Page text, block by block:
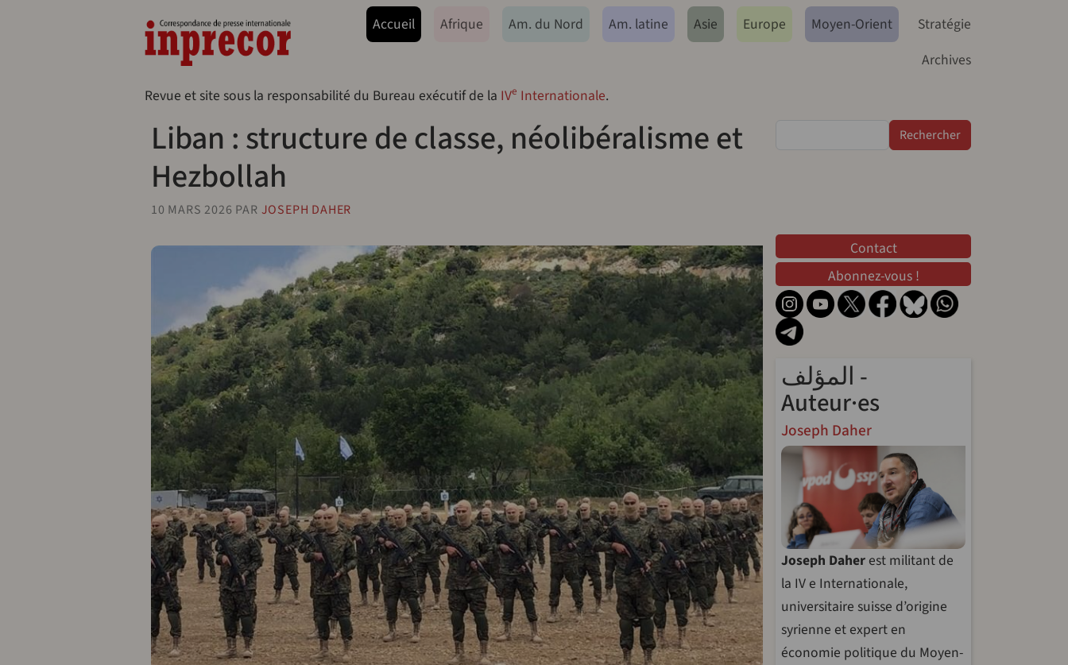
Navegação principal
Accueil Afrique Am. du Nord Am. latine Asie Europe Moyen-Orient
Stratégie
Archives
Revue et site sous la responsabilité du Bureau exécutif de la IVe Internationale.
Liban : structure de classe, néolibéralisme et
Hezbollah
10 MARS 2026 PAR JOSEPH DAHER
Contact
Abonnez-vous !
المؤلف -
Auteur·es
Joseph Daher
Joseph Daher est militant de
la IV e Internationale,
universitaire suisse d’origine
syrienne et expert en
économie politique du Moyen-